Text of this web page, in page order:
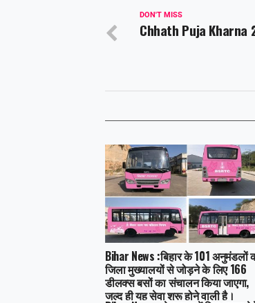
DON'T MISS
Chhath Puja Kharna
Bihar News :बिहार के 101 अनुमंडलों
जिला मुख्यालयों से जोड़ने के लिए 166
डीलक्स बसों का संचालन किया जाएगा,
जल्द ही यह सेवा शुरू होने वाली है।